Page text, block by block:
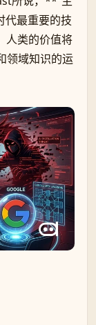
代最重要的技
人类的价值将
领域知识的运